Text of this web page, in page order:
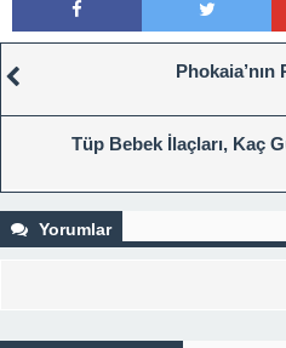
Phokaia’nın
Tüp Bebek İlaçları, Kaç
Yorumlar